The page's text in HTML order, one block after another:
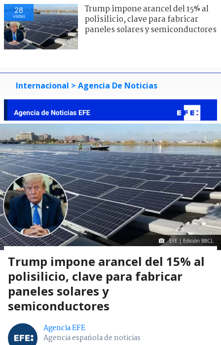
28
visitas
Trump impone arancel del 15% al
polisilicio, clave para fabricar
paneles solares y semiconductores
Internacional > Agencia De Noticias
EFE | Edición BBCL
Trump impone arancel del 15% al
polisilicio, clave para fabricar
paneles solares y
semiconductores
Agencia EFE
Agencia española de noticias